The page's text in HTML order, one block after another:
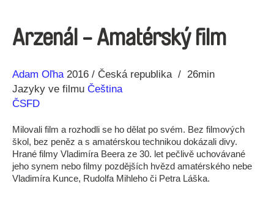
Arzenál - Amatérský film
Režie
Adam Oľha
Rok 2016 Česká republika
26min
Jazyky ve filmu Čeština
ČSFD
Milovali film a rozhodli se ho dělat po svém. Bez filmových
škol, bez peněz a s amatérskou technikou dokázali divy.
Hrané filmy Vladimíra Beera ze 30. let pečlivě uchovávané
jeho synem nebo filmy pozdějších hvězd amatérského nebe
Vladimíra Kunce, Rudolfa Mihleho či Petra Láška.